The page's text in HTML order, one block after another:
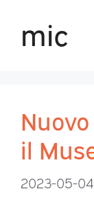
mic
il
2023-05-04